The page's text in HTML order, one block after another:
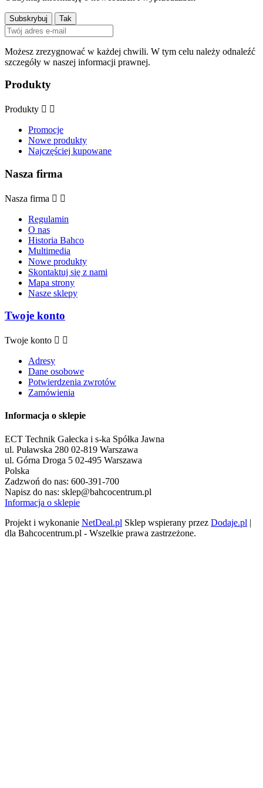
Możesz zrezygnować w każdej chwili. W tym celu należy odnaleźć
szczegóły w naszej informacji prawnej.
Produkty
Produkty  
Promocje
Nowe produkty
Najczęściej kupowane
Nasza firma
Nasza firma  
Regulamin
O nas
Historia Bahco
Multimedia
Nowe produkty
Skontaktuj się z nami
Mapa strony
Nasze sklepy
Twoje konto
Twoje konto  
Adresy
Dane osobowe
Potwierdzenia zwrotów
Zamówienia
Informacja o sklepie
ECT Technik Gałecka i s-ka Spółka Jawna
ul. Puławska 280 02-819 Warszawa
ul. Górna Droga 5 02-495 Warszawa
Polska
Zadzwoń do nas: 600-391-700
Napisz do nas: sklep@bahcocentrum.pl
Informacja o sklepie
Projekt i wykonanie NetDeal.pl Sklep wspierany przez Dodaje.pl |
dla Bahcocentrum.pl - Wszelkie prawa zastrzeżone.